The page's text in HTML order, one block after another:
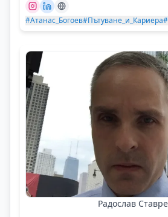
#Атанас_Богоев#Пътуване_и_Кариера
Радослав